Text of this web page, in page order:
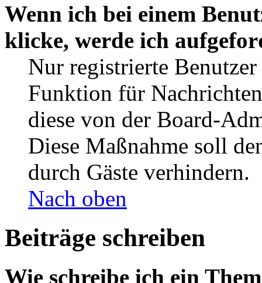
Wenn ich bei einem
klicke, werde ich
Nur registrierte
Funktion für
diese von der Board-
Diese Maßnahme soll
durch Gäste verhindern.
Nach oben
Beiträge schreiben
Wie schreibe ich ein